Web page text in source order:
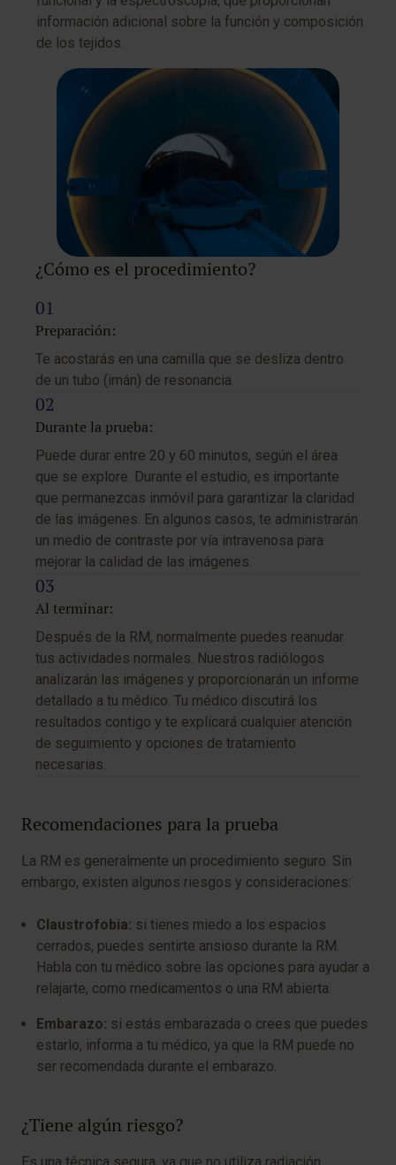
información adicional sobre la función y composición
de los tejidos.
¿Cómo es el procedimiento?
Preparación:
Te acostarás en una camilla que se desliza dentro
de un tubo (imán) de resonancia.
Durante la prueba:
Puede durar entre 20 y 60 minutos, según el área
que se explore. Durante el estudio, es importante
que permanezcas inmóvil para garantizar la claridad
de las imágenes. En algunos casos, te administrarán
un medio de contraste por vía intravenosa para
mejorar la calidad de las imágenes.
Al terminar:
Después de la RM, normalmente puedes reanudar
tus actividades normales. Nuestros radiólogos
analizarán las imágenes y proporcionarán un informe
detallado a tu médico. Tu médico discutirá los
resultados contigo y te explicará cualquier atención
de seguimiento y opciones de tratamiento
necesarias.
Recomendaciones para la prueba
La RM es generalmente un procedimiento seguro. Sin
embargo, existen algunos riesgos y consideraciones:
Claustrofobia: si tienes miedo a los espacios
cerrados, puedes sentirte ansioso durante la RM.
Habla con tu médico sobre las opciones para ayudar a
relajarte, como medicamentos o una RM abierta.
Embarazo: si estás embarazada o crees que puedes
estarlo, informa a tu médico, ya que la RM puede no
ser recomendada durante el embarazo.
¿Tiene algún riesgo?